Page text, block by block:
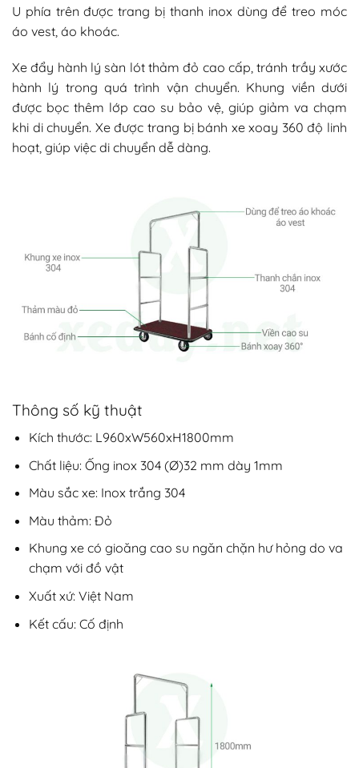
U phía trên được trang bị thanh inox dùng để treo móc
áo vest, áo khoác.
Xe đẩy hành lý sàn lót thảm đỏ cao cấp, tránh trầy xước
hành lý trong quá trình vận chuyển. Khung viền dưới
được bọc thêm lớp cao su bảo vệ, giúp giảm va chạm
khi di chuyển. Xe được trang bị bánh xe xoay 360 độ linh
hoạt, giúp việc di chuyển dễ dàng.
Thông số kỹ thuật
Kích thước: L960xW560xH1800mm
Chất liệu: Ống inox 304 (Ø)32 mm dày 1mm
Màu sắc xe: Inox trắng 304
Màu thảm: Đỏ
Khung xe có gioăng cao su ngăn chặn hư hỏng do va
chạm với đồ vật
Xuất xứ: Việt Nam
Kết cấu: Cố định